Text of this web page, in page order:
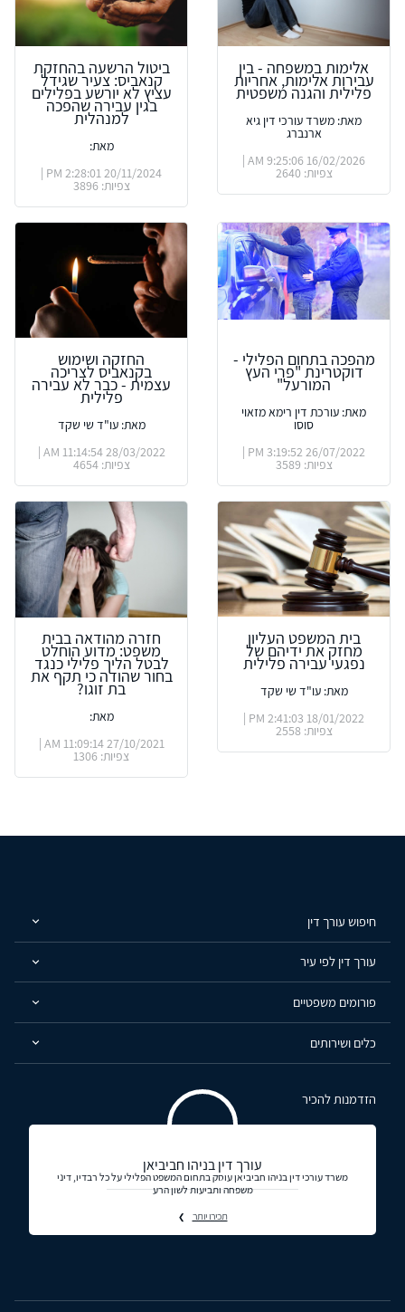
אלימות במשפחה - בין
עבירות אלימות, אחריות
פלילית והגנה משפטית
מאת: משרד עורכי דין גיא
ארנברג
16/02/2026 9:25:06 AM |
צפיות: 2640
ביטול הרשעה בהחזקת
קנאביס: צעיר שגידל
עציץ לא יורשע בפלילים
בגין עבירה שהפכה
למנהלית
מאת:
20/11/2024 2:28:01 PM |
צפיות: 3896
מהפכה בתחום הפלילי -
דוקטרינת "פרי העץ
המורעל"
מאת: עורכת דין רימא מזאוי
סוסו
26/07/2022 3:19:52 PM |
צפיות: 3589
החזקה ושימוש
בקנאביס לצריכה
עצמית - כבר לא עבירה
פלילית
מאת: עו"ד שי שקד
28/03/2022 11:14:54 AM |
צפיות: 4654
בית המשפט העליון
מחזק את ידיהם של
נפגעי עבירה פלילית
מאת: עו"ד שי שקד
18/01/2022 2:41:03 PM |
צפיות: 2558
חזרה מהודאה בבית
משפט: מדוע הוחלט
לבטל הליך פלילי כנגד
בחור שהודה כי תקף את
בת זוגו?
מאת:
27/10/2021 11:09:14 AM |
צפיות: 1306
חיפוש עורך דין
עורך דין לפי עיר
פורומים משפטיים
כלים ושירותים
הזדמנות להכיר
עורך דין בניהו חביביאן
משרד עורכי דין בניהו חביביאן עוסק בתחום המשפט הפלילי על כל רבדיו, דיני
משפחה ותביעות לשון הרע
תכירו יותר